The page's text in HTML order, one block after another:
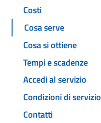
Costi
Cosa serve
Cosa si ottiene
Tempi e scadenze
Accedi al servizio
Condizioni di servizio
Contatti